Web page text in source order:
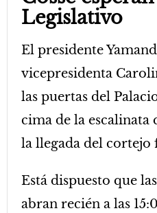
Legislativo
El presidente
vicepresidenta
las puertas del
cima de la escalinata
la llegada del cortejo
Está dispuesto que
abran recién a las